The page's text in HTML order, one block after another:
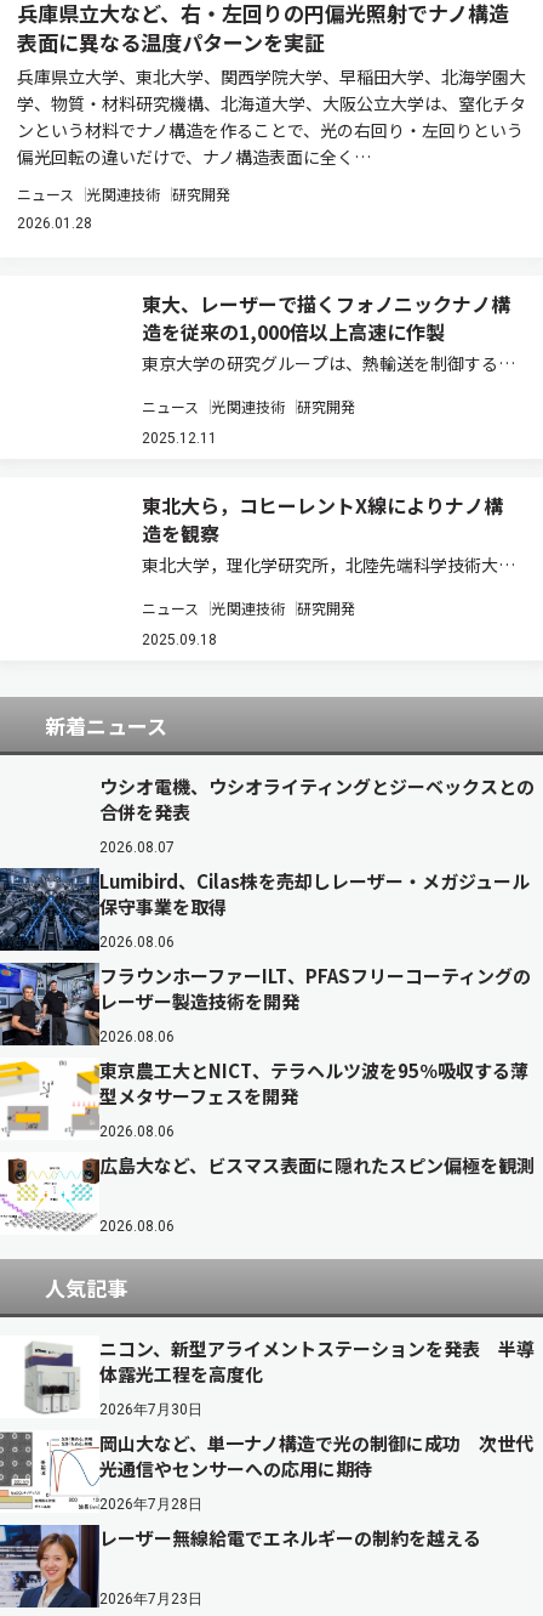
兵庫県立大など、右・左回りの円偏光照射でナノ構造
表面に異なる温度パターンを実証
兵庫県立大学、東北大学、関西学院大学、早稲田大学、北海学園大
学、物質・材料研究機構、北海道大学、大阪公立大学は、窒化チタ
ンという材料でナノ構造を作ることで、光の右回り・左回りという
偏光回転の違いだけで、ナノ構造表面に全く…
ニュース 光関連技術 研究開発
2026.01.28
東大、レーザーで描くフォノニックナノ構
造を従来の1,000倍以上高速に作製
東京大学の研究グループは、熱輸送を制御するこ
維持しつつ、約1,000倍以上高速に作成できる手
法を提案した（ニュースリリース）。 近年、スマ
ニュース 光関連技術 研究開発
2025.12.11
東北大ら，コヒーレントX線によりナノ構
造を観察
東北大学，理化学研究所，北陸先端科学技術大学
熱実験で，析出物の生成から成長までの過程をナ
ノメートルスケールの動画で観察し，個々の析出
し…
ニュース 光関連技術 研究開発
2025.09.18
新着ニュース
ウシオ電機、ウシオライティングとジーベックスとの
合併を発表
2026.08.07
Lumibird、Cilas株を売却しレーザー・メガジュール
保守事業を取得
2026.08.06
フラウンホーファーILT、PFASフリーコーティングの
レーザー製造技術を開発
2026.08.06
東京農工大とNICT、テラヘルツ波を95％吸収する薄
型メタサーフェスを開発
2026.08.06
広島大など、ビスマス表面に隠れたスピン偏極を観測
2026.08.06
人気記事
ニコン、新型アライメントステーションを発表 半導
体露光工程を高度化
2026年7月30日
岡山大など、単一ナノ構造で光の制御に成功 次世代
光通信やセンサーへの応用に期待
2026年7月28日
レーザー無線給電でエネルギーの制約を越える
2026年7月23日